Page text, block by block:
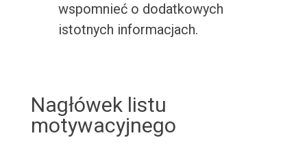
wspomnieć o dodatkowych
istotnych informacjach.
Nagłówek listu
motywacyjnego